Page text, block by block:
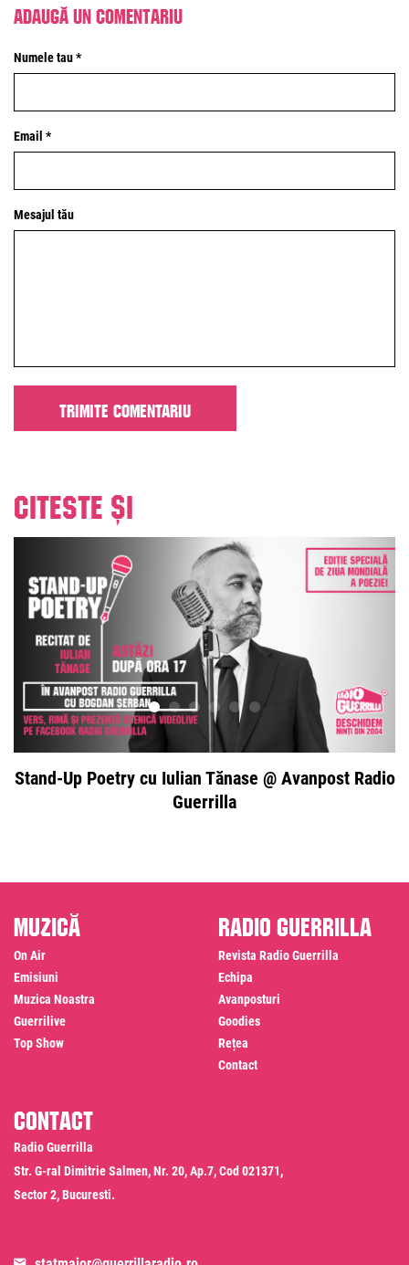
Adaugă un comentariu
Numele tau *
Email *
Mesajul tău
Citeste și
Stand-Up Poetry cu Iulian Tănase @ Avanpost Radio
Guerrilla
Muzică
On Air
Emisiuni
Muzica Noastra
Guerrilive
Top Show
Radio Guerrilla
Revista Radio Guerrilla
Echipa
Avanposturi
Goodies
Rețea
Contact
Contact
Radio Guerrilla
Str. G-ral Dimitrie Salmen, Nr. 20, Ap.7, Cod 021371,
Sector 2, Bucuresti.